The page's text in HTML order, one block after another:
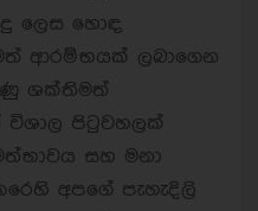
ලෙස හොඳ
ආරම්භයක් ලබාගෙන
ශක්තිමත්
විශාල පිටුවහලක්
සහ මනා
අපගේ පැහැදිලි